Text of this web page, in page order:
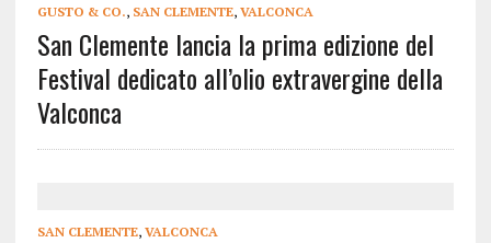
GUSTO & CO., SAN CLEMENTE, VALCONCA
San Clemente lancia la prima edizione del
Festival dedicato all’olio extravergine della
Valconca
SAN CLEMENTE, VALCONCA